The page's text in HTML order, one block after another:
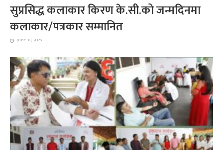
सुप्रसिद्ध कलाकार किरण के.सी.को जन्मदिनमा
कलाकार/पत्रकार सम्मानित
June 30, 2026